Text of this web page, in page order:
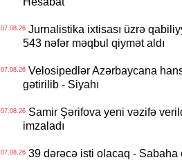
07.08.26Jurnalistika ixtisası üzrə
543 nəfər məqbul qiymət aldı
07.08.26Velosipedlər Azərbaycana
gətirilib - Siyahı
07.08.26Samir Şərifova yeni vəzifə
imzaladı
07.08.2639 dərəcə isti olacaq - Sabaha